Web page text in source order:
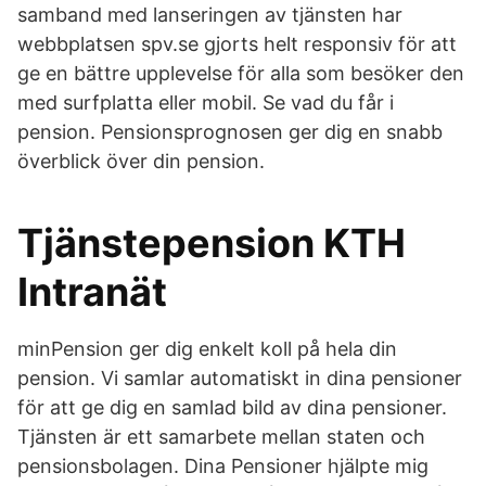
samband med lanseringen av tjänsten har
webbplatsen spv.se gjorts helt responsiv för att
ge en bättre upplevelse för alla som besöker den
med surfplatta eller mobil. Se vad du får i
pension. Pensionsprognosen ger dig en snabb
överblick över din pension.
Tjänstepension KTH
Intranät
minPension ger dig enkelt koll på hela din
pension. Vi samlar automatiskt in dina pensioner
för att ge dig en samlad bild av dina pensioner.
Tjänsten är ett samarbete mellan staten och
pensionsbolagen. Dina Pensioner hjälpte mig